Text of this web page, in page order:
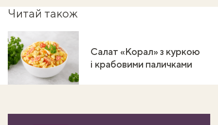
Читай також
Салат «Корал» з куркою
і крабовими паличками